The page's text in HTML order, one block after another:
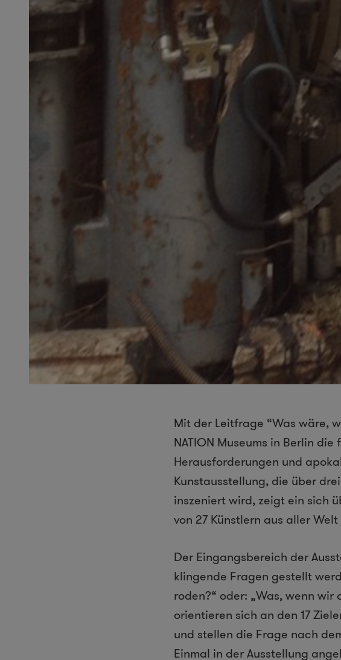
Mit der Leitfrage “Was wäre,
NATION Museums in Berlin
Herausforderungen und
Kunstausstellung, die über
inszeniert wird, zeigt ein sich
von 27 Künstlern aus aller
Der Eingangsbereich der
klingende Fragen gestellt
roden?“ oder: „Was, wenn
orientieren sich an den 17
und stellen die Frage nach
Einmal in der Ausstellung